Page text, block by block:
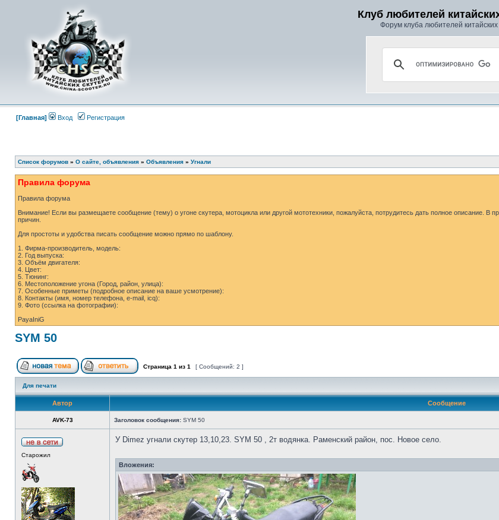
Клуб любителей
Форум клуба любителей китайских
[Главная] Вход Регистрация
Список форумов » О сайте, объявления » Объявления » Угнали
Правила форума
Правила форума
Внимание! Если вы размещаете сообщение (тему) о угоне скутера, мотоцикла или другой мототехники, пожалуйста, потрудитесь дать полное описание.
причин.
Для простоты и удобства писать сообщение можно прямо по шаблону.
1. Фирма-производитель, модель:
2. Год выпуска:
3. Объём двигателя:
4. Цвет:
5. Тюнинг:
6. Местоположение угона (Город, район, улица):
7. Особенные приметы (подробное описание на ваше усмотрение):
8. Контакты (имя, номер телефона, e-mail, icq):
9. Фото (ссылка на фотографии):
PayaIniG
SYM 50
Страница 1 из 1 [ Сообщений: 2 ]
Для печати
Автор Сообщение
AVK-73 Заголовок сообщения: SYM 50
Старожил
У Dimez угнали скутер 13,10,23. SYM 50 , 2т водянка. Раменский район, пос. Новое село.
Вложения: